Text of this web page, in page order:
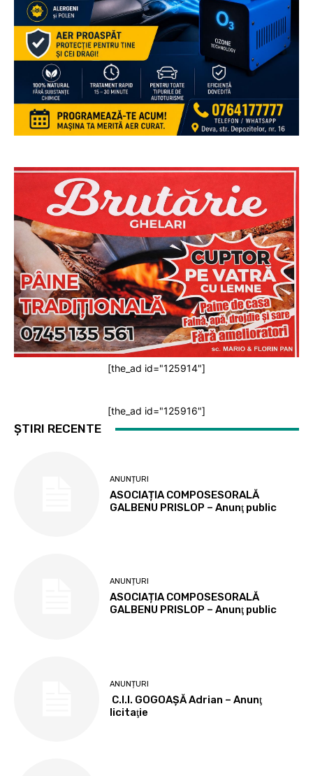
[the_ad id="125914"]
[the_ad id="125916"]
ȘTIRI RECENTE
ANUNȚURI
ASOCIAȚIA COMPOSESORALĂ
GALBENU PRISLOP – Anunţ public
ANUNȚURI
ASOCIAȚIA COMPOSESORALĂ
GALBENU PRISLOP – Anunţ public
ANUNȚURI
C.I.I. GOGOAŞĂ Adrian – Anunţ
licitaţie